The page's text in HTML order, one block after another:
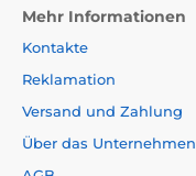
Mehr Informationen
Kontakte
Reklamation
Versand und Zahlung
Über das Unternehmen